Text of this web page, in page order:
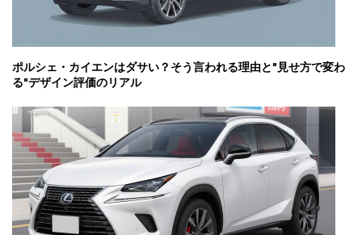
ポルシェ・カイエンはダサい？そう言われる理由と"見せ方で変わ
る"デザイン評価のリアル